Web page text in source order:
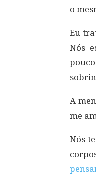
o
Eu
Nós
A
me
Nós